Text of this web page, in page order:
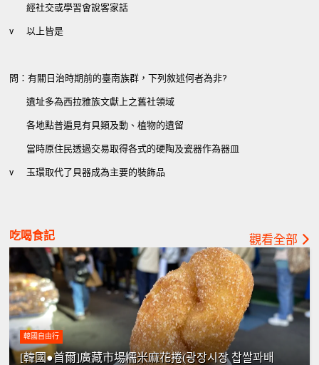
經社交或學習會說客家話
v 以上皆是
問：有關日治時期前的臺南族群，下列敘述何者為非?
遺址多為西拉雅族文獻上之舊社領域
各地點普遍見有貝類及動、植物的遺留
當時原住民透過交易取得各式的硬陶及瓷器作為器皿
v 玉環取代了貝器成為主要的裝飾品
吃喝食記 觀看全部
韓國自由行
[韓國●首爾]廣藏市場糯米麻花捲(광장시장 찹쌀꽈배